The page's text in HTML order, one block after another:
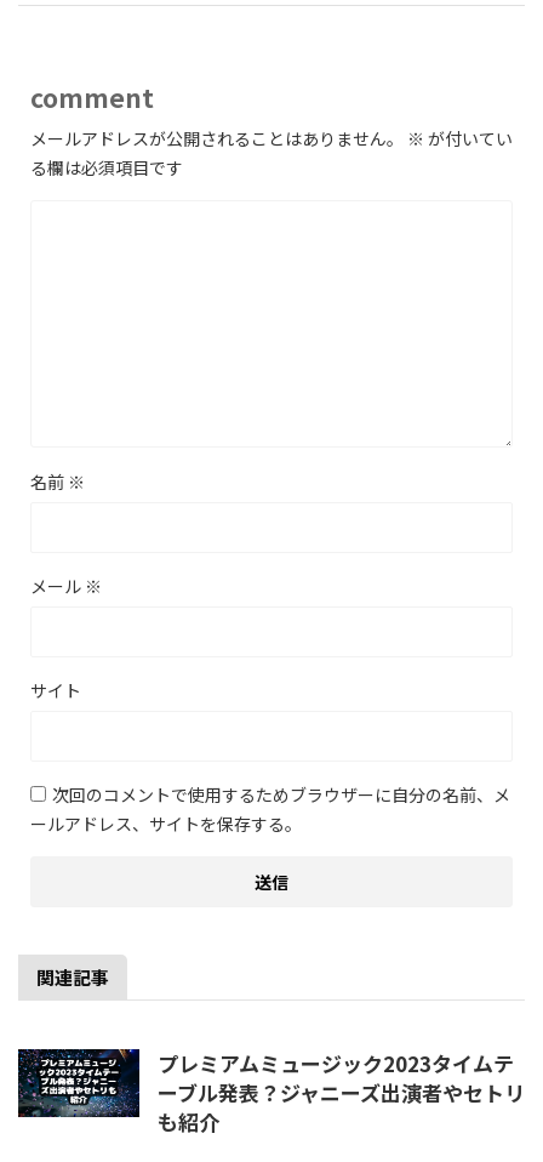
comment
メールアドレスが公開されることはありません。 ※ が付いてい
る欄は必須項目です
名前 ※
メール ※
サイト
次回のコメントで使用するためブラウザーに自分の名前、メ
ールアドレス、サイトを保存する。
関連記事
プレミアムミュージック2023タイムテ
ーブル発表？ジャニーズ出演者やセトリ
も紹介